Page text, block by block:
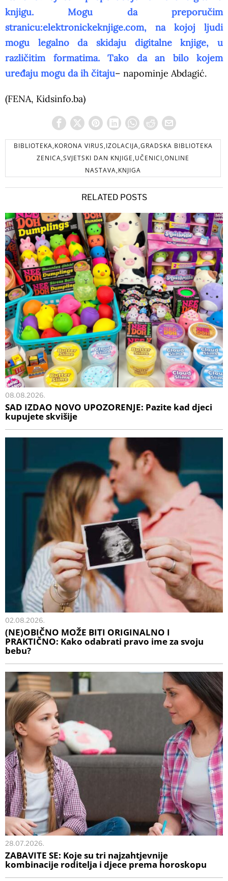
knjigu. Mogu da preporučim
stranicu:elektronickeknjige.com, na kojoj ljudi
mogu legalno da skidaju digitalne knjige, u
različitim formatima. Tako da an bilo kojem
uređaju mogu da ih čitaju– napominje Abdagić.
(FENA, Kidsinfo.ba)
BIBLIOTEKA,KORONA VIRUS,IZOLACIJA,GRADSKA BIBLIOTEKA
ZENICA,SVJETSKI DAN KNJIGE,UČENICI,ONLINE
NASTAVA,KNJIGA
RELATED POSTS
08.08.2026.
SAD IZDAO NOVO UPOZORENJE: Pazite kad djeci
kupujete skvišije
02.08.2026.
(NE)OBIČNO MOŽE BITI ORIGINALNO I
PRAKTIČNO: Kako odabrati pravo ime za svoju
bebu?
28.07.2026.
ZABAVITE SE: Koje su tri najzahtjevnije
kombinacije roditelja i djece prema horoskopu